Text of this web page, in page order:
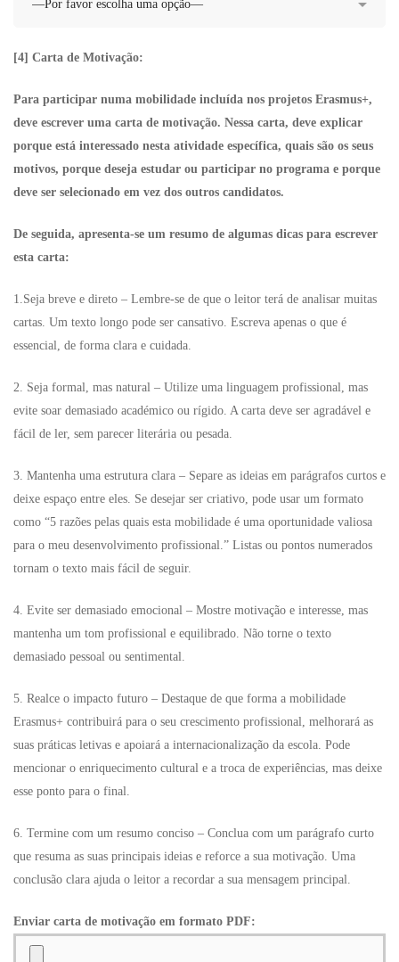
[4] Carta de Motivação:
Para participar numa mobilidade incluída nos projetos Erasmus+,
deve escrever uma carta de motivação. Nessa carta, deve explicar
porque está interessado nesta atividade específica, quais são os seus
motivos, porque deseja estudar ou participar no programa e porque
deve ser selecionado em vez dos outros candidatos.
De seguida, apresenta-se um resumo de algumas dicas para escrever
esta carta:
1.Seja breve e direto – Lembre-se de que o leitor terá de analisar muitas
cartas. Um texto longo pode ser cansativo. Escreva apenas o que é
essencial, de forma clara e cuidada.
2. Seja formal, mas natural – Utilize uma linguagem profissional, mas
evite soar demasiado académico ou rígido. A carta deve ser agradável e
fácil de ler, sem parecer literária ou pesada.
3. Mantenha uma estrutura clara – Separe as ideias em parágrafos curtos e
deixe espaço entre eles. Se desejar ser criativo, pode usar um formato
como “5 razões pelas quais esta mobilidade é uma oportunidade valiosa
para o meu desenvolvimento profissional.” Listas ou pontos numerados
tornam o texto mais fácil de seguir.
4. Evite ser demasiado emocional – Mostre motivação e interesse, mas
mantenha um tom profissional e equilibrado. Não torne o texto
demasiado pessoal ou sentimental.
5. Realce o impacto futuro – Destaque de que forma a mobilidade
Erasmus+ contribuirá para o seu crescimento profissional, melhorará as
suas práticas letivas e apoiará a internacionalização da escola. Pode
mencionar o enriquecimento cultural e a troca de experiências, mas deixe
esse ponto para o final.
6. Termine com um resumo conciso – Conclua com um parágrafo curto
que resuma as suas principais ideias e reforce a sua motivação. Uma
conclusão clara ajuda o leitor a recordar a sua mensagem principal.
Enviar carta de motivação em formato PDF: